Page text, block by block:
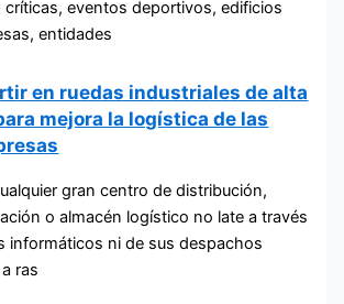
críticas, eventos deportivos, edificios
entidades
en ruedas industriales de alta
mejora la logística de las
gran centro de distribución,
o almacén logístico no late a través
informáticos ni de sus despachos
ras